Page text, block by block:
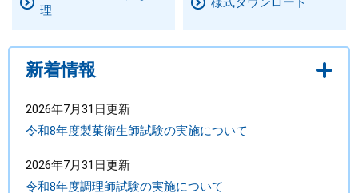
県政情報
理
新着情報
2026年7月31日更新
令和8年度製菓衛生師試験の実施について
2026年7月31日更新
令和8年度調理師試験の実施について